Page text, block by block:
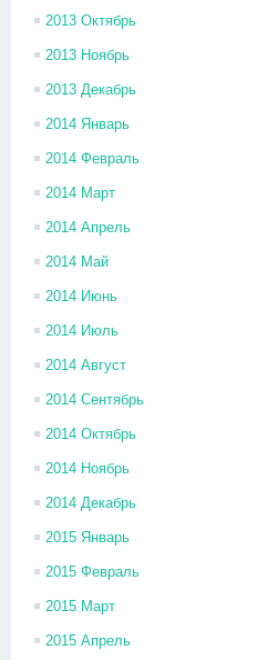
2013 Октябрь
2013 Ноябрь
2013 Декабрь
2014 Январь
2014 Февраль
2014 Март
2014 Апрель
2014 Май
2014 Июнь
2014 Июль
2014 Август
2014 Сентябрь
2014 Октябрь
2014 Ноябрь
2014 Декабрь
2015 Январь
2015 Февраль
2015 Март
2015 Апрель